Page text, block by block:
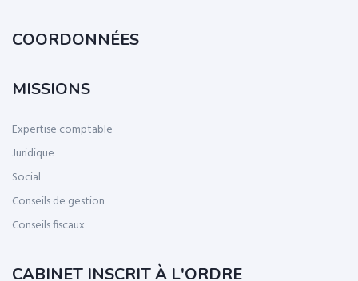
COORDONNÉES
MISSIONS
Expertise comptable
Juridique
Social
Conseils de gestion
Conseils fiscaux
CABINET INSCRIT À L'ORDRE